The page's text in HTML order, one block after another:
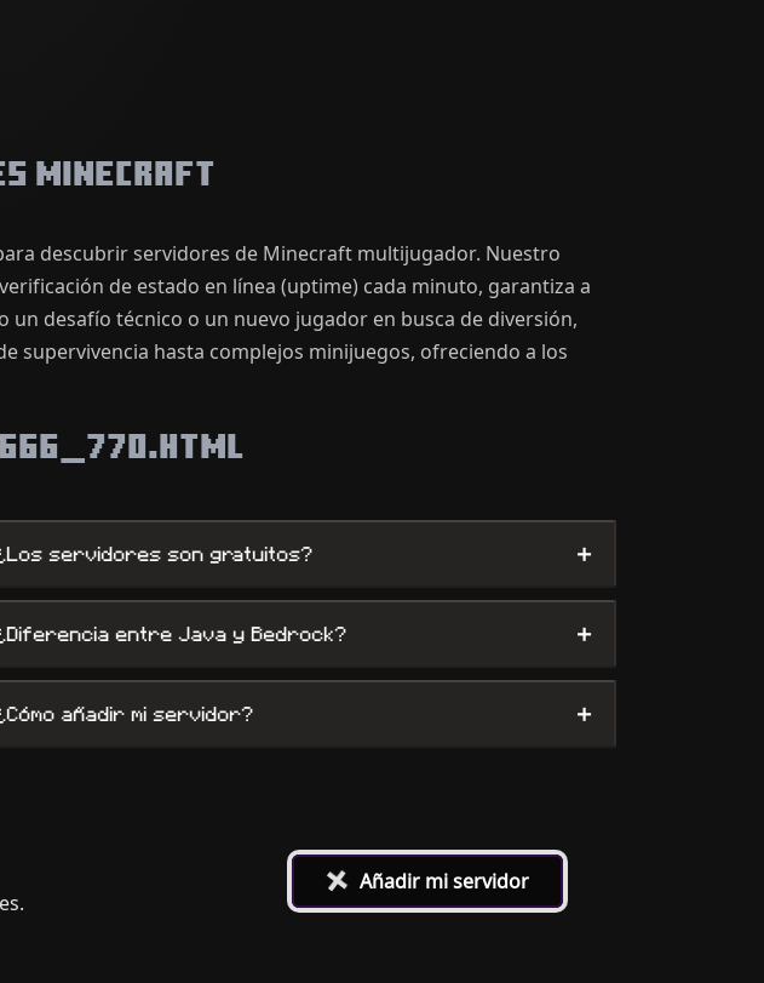
Minecraft
descubrir servidores de Minecraft multijugador. Nuestro
de estado en línea (uptime) cada minuto, garantiza a
un desafío técnico o un nuevo jugador en busca de diversión,
supervivencia hasta complejos minijuegos, ofreciendo a los
666_770.HTML
servidores son gratuitos? +
entre Java y Bedrock? +
añadir mi servidor? +
+Añadir mi servidor